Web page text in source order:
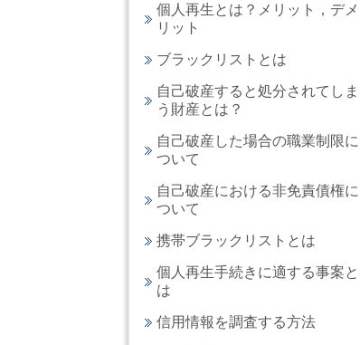
個人再生とは？メリット，デメ
リット
ブラックリストとは
自己破産すると処分されてしま
う財産とは？
自己破産した場合の職業制限に
ついて
自己破産における非免責債権に
ついて
携帯ブラックリストとは
個人再生手続きに適する事案と
は
信用情報を調査する方法